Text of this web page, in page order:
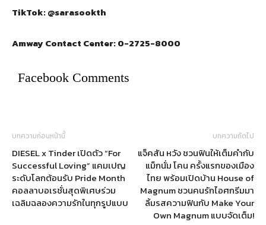
TikTok: @sarasookth
Amway Contact Center: 0-2725-8000
Facebook Comments
บทความก่อนหน้านี้
DIESEL x Tinder เปิดตัว “For
Successful Loving” แคมเปญ
ระดับโลกต้อนรับ Pride Month
คอลลาบอเรชั่นสุดพิเศษร่วม
เฉลิมฉลองความรักในทุกรูปแบบ
บทความถัดไป
แจ็คสัน หวัง ชวนฟินให้เต็มคำกับ
แม็กนั่ม โคน ครั้งแรกของเมือง
ไทย พร้อมเปิดบ้าน House of
Magnum ชวนคนรักไอศกรีมมา
ลิ้มรสความฟินกับ Make Your
Own Magnum แบบจัดเต็ม!